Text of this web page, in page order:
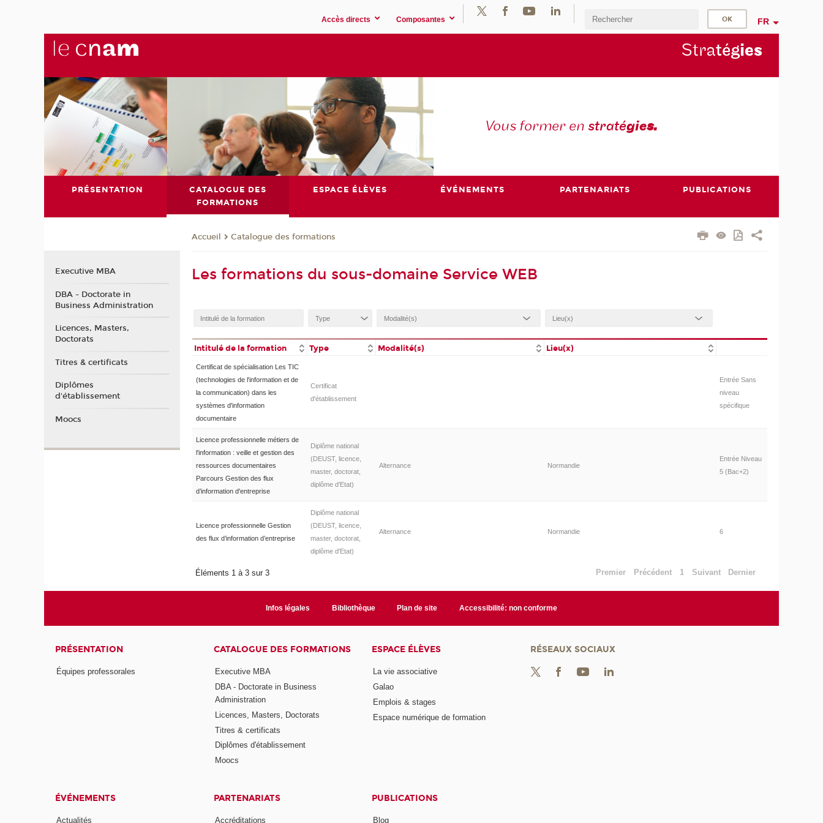
Accès directs Composantes FR
Stratégies
Vous former en stratégies.
PRÉSENTATION
CATALOGUE DES
FORMATIONS
ESPACE ÉLÈVES ÉVÉNEMENTS PARTENARIATS PUBLICATIONS
Accueil Catalogue des formations
Les formations du sous-domaine Service WEB
Intitulé de la formation Type Modalité(s) Lieu(x)
Certificat de spécialisation Les TIC
(technologies de l'information et de
la communication) dans les
systèmes d'information
documentaire
Certificat
d'établissement
Entrée Sans
niveau
spécifique
Licence professionnelle métiers de
l'information : veille et gestion des
ressources documentaires
Parcours Gestion des flux
d’information d'entreprise
Diplôme national
(DEUST, licence,
master, doctorat,
diplôme d'Etat)
Alternance Normandie
Entrée Niveau
5 (Bac+2)
Licence professionnelle Gestion
des flux d’information d’entreprise
Diplôme national
(DEUST, licence,
master, doctorat,
diplôme d'Etat)
Alternance Normandie 6
Éléments 1 à 3 sur 3 Premier Précédent 1 Suivant Dernier
Executive MBA
DBA - Doctorate in
Business Administration
Licences, Masters,
Doctorats
Titres & certificats
Diplômes
d'établissement
Moocs
Infos légales Bibliothèque Plan de site Accessibilité: non conforme
PRÉSENTATION
Équipes professorales
CATALOGUE DES FORMATIONS
Executive MBA
DBA - Doctorate in Business
Administration
Licences, Masters, Doctorats
Titres & certificats
Diplômes d'établissement
Moocs
ESPACE ÉLÈVES
La vie associative
Galao
Emplois & stages
Espace numérique de formation
ÉVÉNEMENTS
Actualités
PARTENARIATS
Accréditations
PUBLICATIONS
Blog
RÉSEAUX SOCIAUX